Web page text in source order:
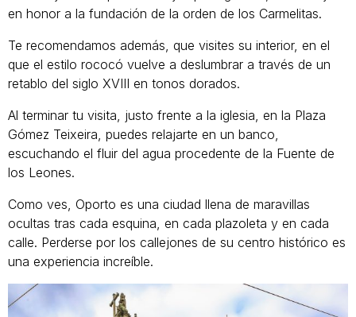
en honor a la fundación de la orden de los Carmelitas.
Te recomendamos además, que visites su interior, en el
que el estilo rococó vuelve a deslumbrar a través de un
retablo del siglo XVIII en tonos dorados.
Al terminar tu visita, justo frente a la iglesia, en la Plaza
Gómez Teixeira, puedes relajarte en un banco,
escuchando el fluir del agua procedente de la Fuente de
los Leones.
Como ves, Oporto es una ciudad llena de maravillas
ocultas tras cada esquina, en cada plazoleta y en cada
calle. Perderse por los callejones de su centro histórico es
una experiencia increíble.